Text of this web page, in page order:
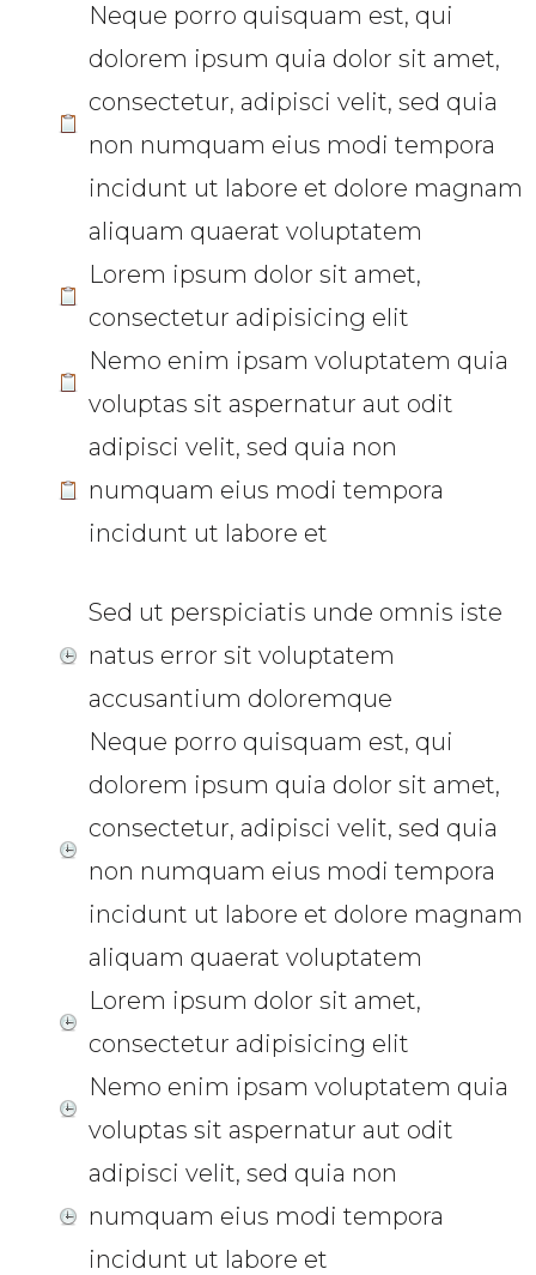
Neque porro quisquam est, qui
dolorem ipsum quia dolor sit amet,
consectetur, adipisci velit, sed quia
non numquam eius modi tempora
incidunt ut labore et dolore magnam
aliquam quaerat voluptatem
Lorem ipsum dolor sit amet,
consectetur adipisicing elit
Nemo enim ipsam voluptatem quia
voluptas sit aspernatur aut odit
adipisci velit, sed quia non
numquam eius modi tempora
incidunt ut labore et
Sed ut perspiciatis unde omnis iste
natus error sit voluptatem
accusantium doloremque
Neque porro quisquam est, qui
dolorem ipsum quia dolor sit amet,
consectetur, adipisci velit, sed quia
non numquam eius modi tempora
incidunt ut labore et dolore magnam
aliquam quaerat voluptatem
Lorem ipsum dolor sit amet,
consectetur adipisicing elit
Nemo enim ipsam voluptatem quia
voluptas sit aspernatur aut odit
adipisci velit, sed quia non
numquam eius modi tempora
incidunt ut labore et